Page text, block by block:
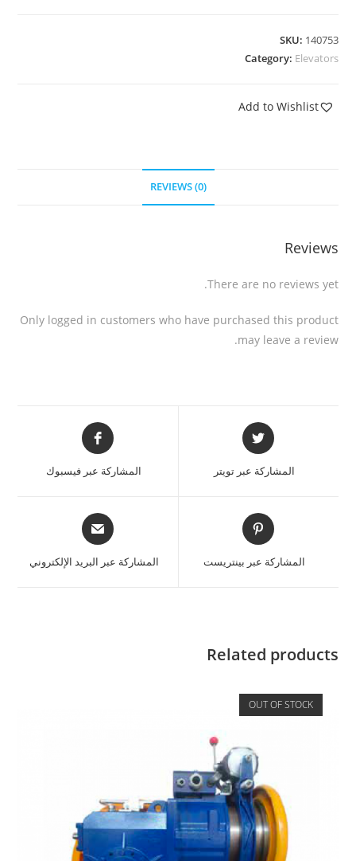
SKU: 140753
Category: Elevators
Add to Wishlist
REVIEWS (0)
Reviews
There are no reviews yet.
Only logged in customers who have purchased this product
may leave a review.
المشاركة عبر تويتر المشاركة عبر فيسبوك
المشاركة عبر بينتريست المشاركة عبر البريد الإلكتروني
Related products
OUT OF STOCK